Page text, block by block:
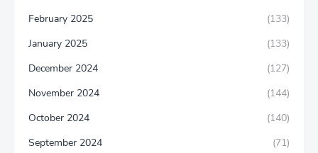
February 2025
(133)
January 2025
(133)
December 2024
(127)
November 2024
(144)
October 2024
(140)
September 2024
(71)